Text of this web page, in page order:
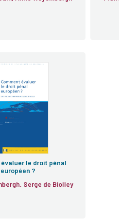
évaluer le droit pénal
européen ?
Serge de Biolley